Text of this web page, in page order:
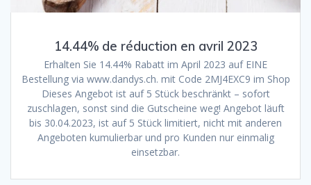
14.44% de réduction en avril 2023
Erhalten Sie 14.44% Rabatt im April 2023 auf EINE
Bestellung via www.dandys.ch. mit Code 2MJ4EXC9 im Shop
Dieses Angebot ist auf 5 Stück beschränkt – sofort
zuschlagen, sonst sind die Gutscheine weg! Angebot läuft
bis 30.04.2023, ist auf 5 Stück limitiert, nicht mit anderen
Angeboten kumulierbar und pro Kunden nur einmalig
einsetzbar.